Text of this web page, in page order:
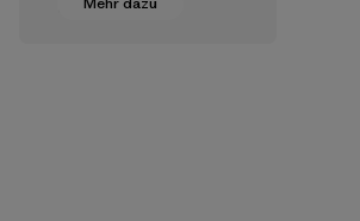
Stufe der